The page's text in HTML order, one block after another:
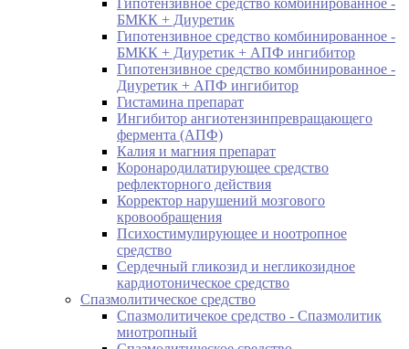
БМКК + Диуретик
Гипотензивное средство комбинированное -
БМКК + Диуретик + АПФ ингибитор
Гипотензивное средство комбинированное -
Диуретик + АПФ ингибитор
Гистамина препарат
Ингибитор ангиотензинпревращающего
фермента (АПФ)
Калия и магния препарат
Коронародилатирующее средство
рефлекторного действия
Корректор нарушений мозгового
кровообращения
Психостимулирующее и ноотропное
средство
Сердечный гликозид и негликозидное
кардиотоническое средство
Спазмолитическое средство
Спазмолитичекое средство - Спазмолитик
миотропный